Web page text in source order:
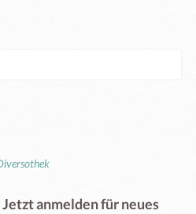
anmelden für neues